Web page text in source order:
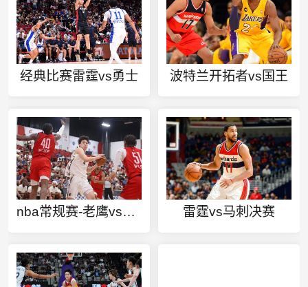
经典比赛雷霆vs勇士 波特兰开拓者vs国王
nba常规赛-老鹰vs活塞 雷霆vs马刺决赛